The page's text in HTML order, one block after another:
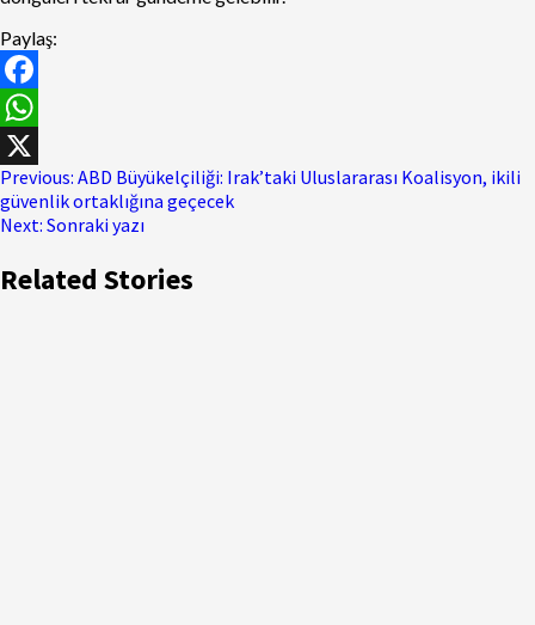
Paylaş:
Facebook
WhatsApp
X
Previous: ABD Büyükelçiliği: Irak’taki Uluslararası Koalisyon, ikili
güvenlik ortaklığına geçecek
Next: Sonraki yazı
Related Stories